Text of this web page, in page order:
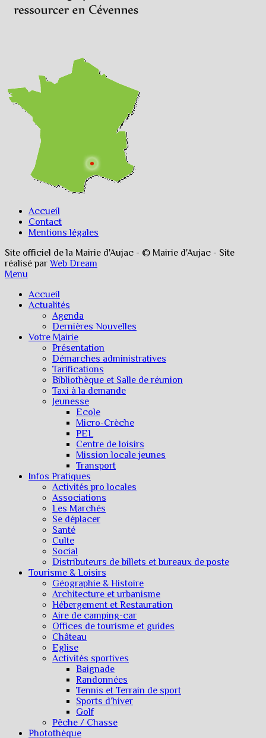
Accueil
Contact
Mentions légales
Site officiel de la Mairie d'Aujac - © Mairie d'Aujac - Site
réalisé parWeb Dream
Menu
Accueil
Actualités
Agenda
Dernières Nouvelles
Votre Mairie
Présentation
Démarches administratives
Tarifications
Bibliothèque et Salle de réunion
Taxi à la demande
Jeunesse
Ecole
Micro-Crèche
PEL
Centre de loisirs
Mission locale jeunes
Transport
Infos Pratiques
Activités pro locales
Associations
Les Marchés
Se déplacer
Santé
Culte
Social
Distributeurs de billets et bureaux de poste
Tourisme & Loisirs
Géographie & Histoire
Architecture et urbanisme
Hébergement et Restauration
Aire de camping-car
Offices de tourisme et guides
Château
Eglise
Activités sportives
Baignade
Randonnées
Tennis et Terrain de sport
Sports d’hiver
Golf
Pêche / Chasse
Photothèque